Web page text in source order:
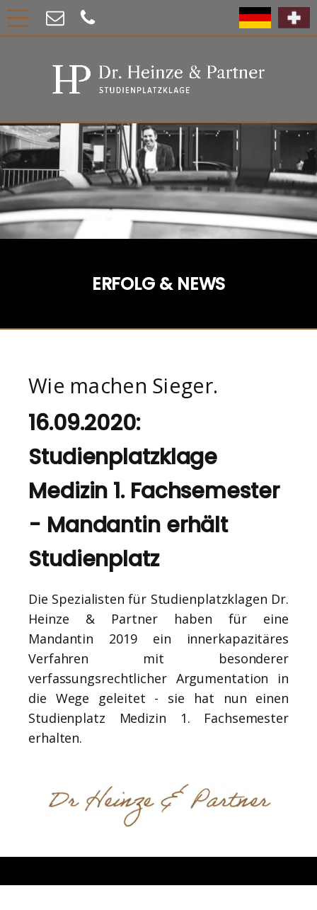
ERFOLG & NEWS
Wie machen Sieger.
16.09.2020:
Studienplatzklage
Medizin 1. Fachsemester
- Mandantin erhält
Studienplatz
Die Spezialisten für Studienplatzklagen Dr.
Heinze & Partner haben für eine
Mandantin 2019 ein innerkapazitäres
Verfahren mit besonderer
verfassungsrechtlicher Argumentation in
die Wege geleitet - sie hat nun einen
Studienplatz Medizin 1. Fachsemester
erhalten.